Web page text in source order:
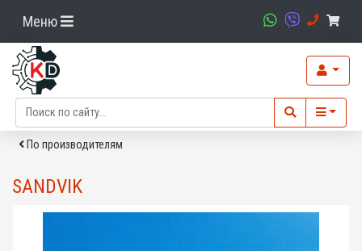
Меню
По производителям
SANDVIK